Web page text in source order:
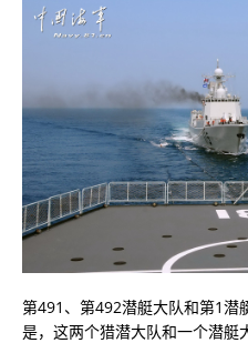
第491、第492潜艇大队和第1潜
是，这两个猎潜大队和一个潜艇